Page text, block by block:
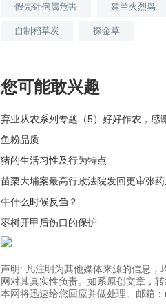
假壳针孢属危害 建兰火烈鸟
自制稻草炭 探金草
您可能敢兴趣
弃业从农系列专题（5）好好作农，感
鱼粉品质
猪的生活习性及行为特点
苗栗大埔案最高行政法院发回更审张
牛什么时候反刍？
枣树开甲后伤口的保护
声明: 凡注明为其他媒体来源的信息，
网对其真实性负责。如系原创文章，
本网将迅速给您回应并做处理。邮箱